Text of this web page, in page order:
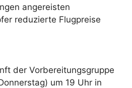
angereisten
reduzierte Flugpreise
der Vorbereitungsgruppe
um 19 Uhr in